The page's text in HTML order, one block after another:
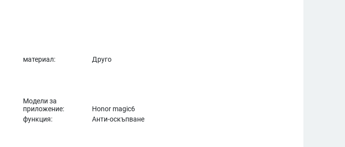
материал: Друго
Модели за
приложение:
Honor magic6
функция: Анти-оскъпване